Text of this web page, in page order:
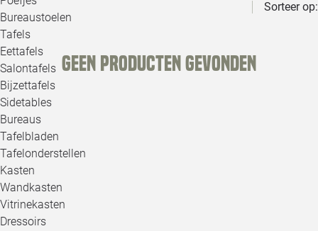
Bureaustoelen
Tafels
Eettafels
Salontafels
Bijzettafels
Sidetables
Bureaus
Tafelbladen
Tafelonderstellen
Kasten
Wandkasten
Vitrinekasten
Dressoirs
Sorteer op:
Geen producten gevonden